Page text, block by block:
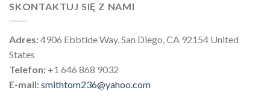
SKONTAKTUJ SIĘ Z NAMI
Adres:4906 Ebbtide Way, San Diego, CA 92154 United
States
Telefon: +1 646 868 9032
E-mail:smithtom236@yahoo.com